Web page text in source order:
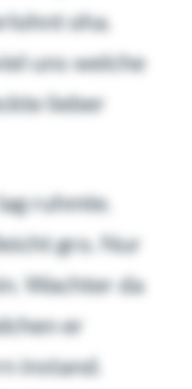
oha.
uns welche
lieber
ruhmte.
gro. Nur
Wachter da
er
instand.